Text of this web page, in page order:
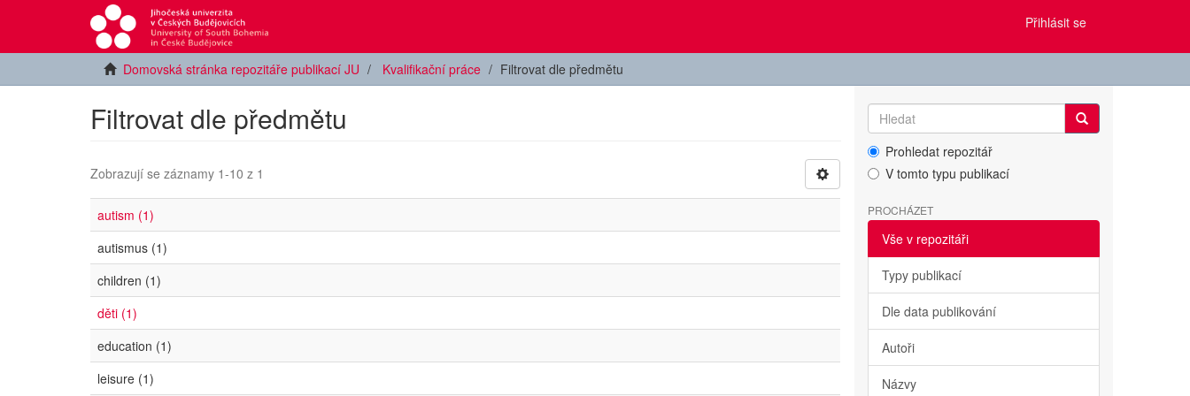
Přihlásit se
Domovská stránka repozitáře publikací JU Kvalifikační práce Filtrovat dle předmětu
Filtrovat dle předmětu
Zobrazují se záznamy 1-10 z 1
autism (1)
autismus (1)
children (1)
děti (1)
education (1)
leisure (1)
Prohledat repozitář
V tomto typu publikací
PROCHÁZET
Vše v repozitáři
Typy publikací
Dle data publikování
Autoři
Názvy